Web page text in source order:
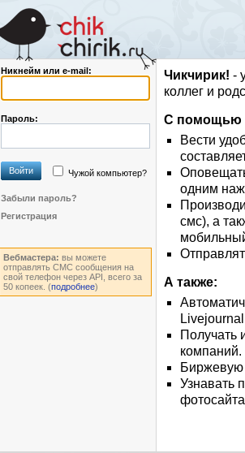
Никнейм или e-mail:
Пароль:
Войти Чужой компьютер?
Забыли пароль?
Регистрация
Вебмастера: вы можете
отправлять СМС сообщения на
свой телефон через API, всего за
50 копеек. (подробнее)
Чикчирик! -
коллег и
С помощью
Вести
одним
смс), а
А также:
Получать
компаний.
Биржевую
Узнавать